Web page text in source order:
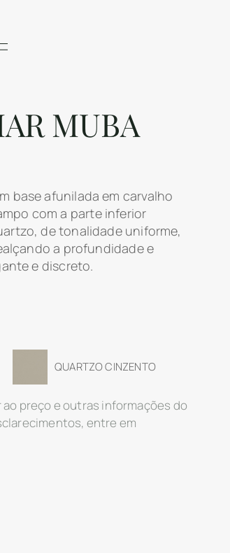
MUBA
base afunilada em carvalho
com a parte inferior
de tonalidade uniforme,
a profundidade e
e discreto.
QUARTZO CINZENTO
ao preço e outras informações do
entre em